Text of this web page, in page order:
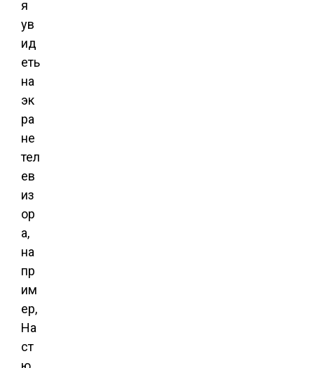
я
ув
ид
еть
на
эк
ра
не
тел
ев
из
ор
а,
на
пр
им
ер,
На
ст